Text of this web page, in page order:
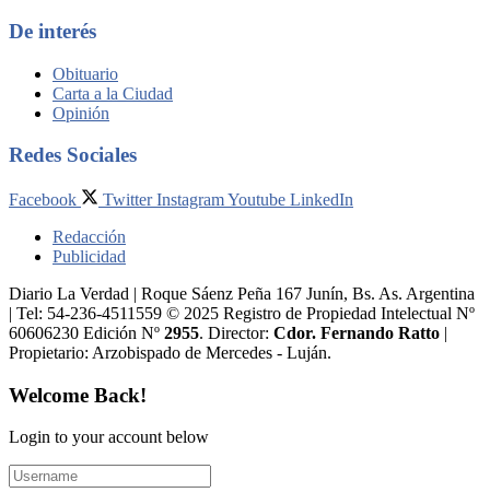
De interés
Obituario
Carta a la Ciudad
Opinión
Redes Sociales
Facebook Twitter InstagramYoutube LinkedIn
Redacción
Publicidad
Diario La Verdad | Roque Sáenz Peña 167 Junín, Bs. As. Argentina
| Tel: 54-236-4511559 © 2025 Registro de Propiedad Intelectual Nº
60606230 Edición Nº 2955. Director:​ Cdor. Fernando Ratto |
Propietario:​ Arzobispado de Mercedes - Luján.
Welcome Back!
Login to your account below